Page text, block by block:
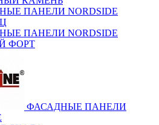
ПАНЕЛИ NORDSIDE
ПАНЕЛИ NORDSIDE
ФОРТ
ФАСАДНЫЕ ПАНЕЛИ